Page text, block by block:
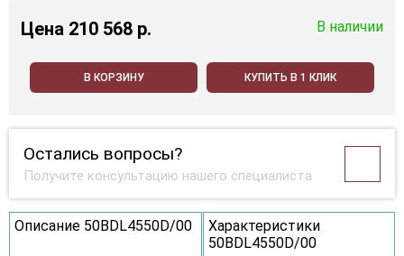
Цена 210 568 p. В наличии
В КОРЗИНУ КУПИТЬ В 1 КЛИК
Остались вопросы?
Получите консультацию нашего специалиста
Описание 50BDL4550D/00
Характеристики
50BDL4550D/00